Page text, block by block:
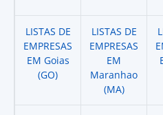
LISTAS DE
EMPRESAS
EM Goias
(GO)
LISTAS DE
EMPRESAS
EM
Maranhao
(MA)